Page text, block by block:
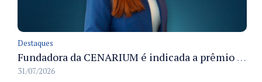
Destaques
Fundadora da CENARIUM é indicada a prêmio 100+ Jornalistas Admirados
31/07/2026